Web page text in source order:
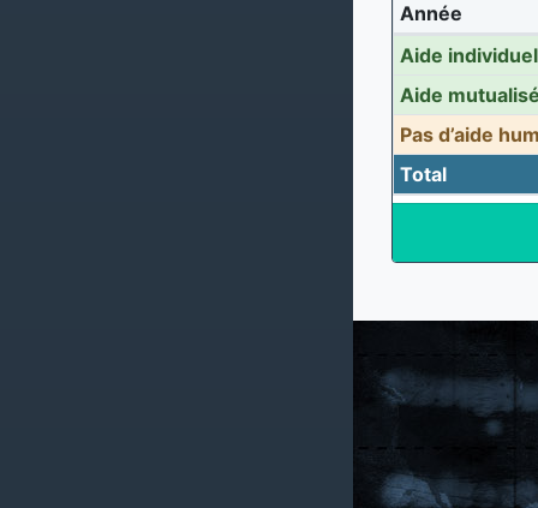
Année
Aide
Aide
Pas d’aide
Total